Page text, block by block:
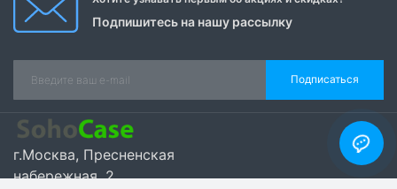
Подпишитесь на нашу рассылку
Подписаться
г.Москва, Пресненская
набережная, 2